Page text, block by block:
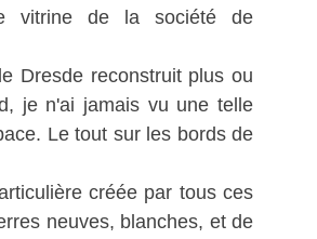
vitrine de la société de
Dresde reconstruit plus ou
je n'ai jamais vu une telle
Le tout sur les bords de
créée par tous ces
neuves, blanches, et de